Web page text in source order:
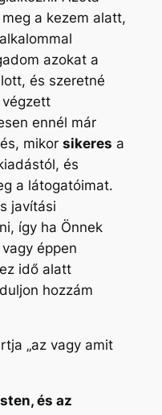
a kezem alatt,
azokat a
és szeretné
ennél már
mikor sikeres a
és
a látogatóimat.
javítási
így ha Önnek
éppen
idő alatt
hozzám
„az vagy amit
és az